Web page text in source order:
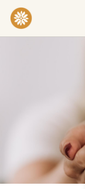
Practices &
Ceremony,
Kirtan
Sound Healing
Cacao Ceremony